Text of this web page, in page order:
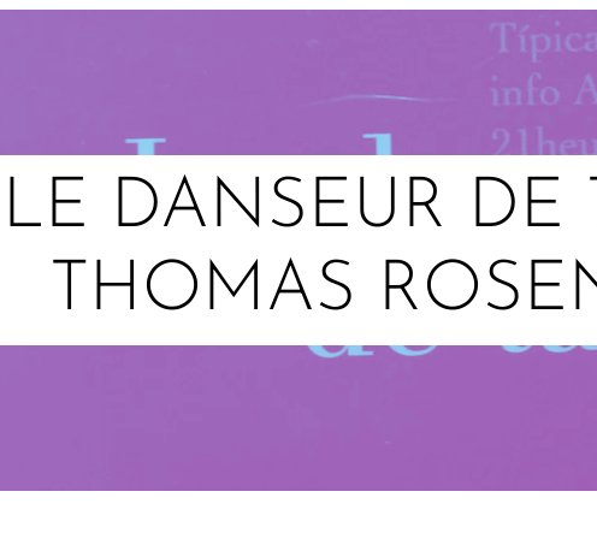
LE DANSEUR DE
THOMAS